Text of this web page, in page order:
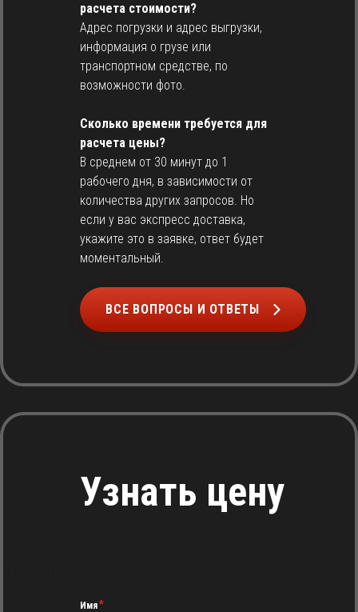
расчета стоимости?
Адрес погрузки и адрес выгрузки,
информация о грузе или
транспортном средстве, по
возможности фото.
Сколько времени требуется для
расчета цены?
В среднем от 30 минут до 1
рабочего дня, в зависимости от
количества других запросов. Но
если у вас экспресс доставка,
укажите это в заявке, ответ будет
моментальный.
ВСЕ ВОПРОСЫ И ОТВЕТЫ
Узнать цену
Имя